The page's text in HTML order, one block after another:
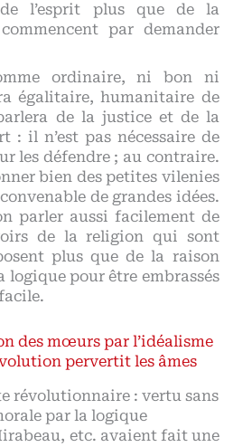
l’esprit plus que de la
par demander
ordinaire, ni bon ni
égalitaire, humanitaire de
de la justice et de la
: il n’est pas nécessaire de
les défendre ; au contraire.
bien des petites vilenies
de grandes idées.
parler aussi facilement de
de la religion qui sont
plus que de la raison
logique pour être embrassés
des mœurs par l’idéalisme
pervertit les âmes
révolutionnaire : vertu sans
par la logique
etc. avaient fait une